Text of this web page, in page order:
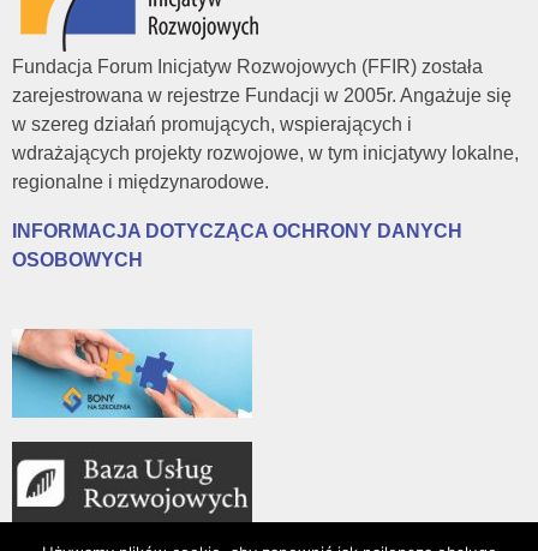
a
ł
y
m
t
o
k
Fundacja Forum Inicjatyw Rozwojowych (FFIR) została
zarejestrowana w rejestrze Fundacji w 2005r. Angażuje się
w szereg działań promujących, wspierających i
wdrażających projekty rozwojowe, w tym inicjatywy lokalne,
regionalne i międzynarodowe.
INFORMACJA DOTYCZĄCA OCHRONY DANYCH
OSOBOWYCH